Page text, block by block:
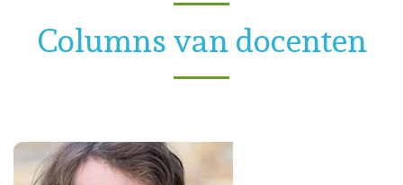
Columns van docenten